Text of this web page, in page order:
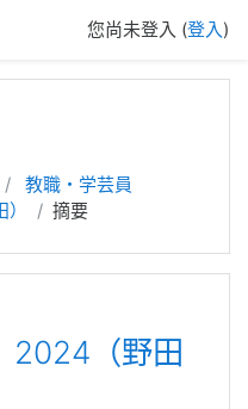
您尚未登入 (登入)
教職・学芸員
摘要
（野田